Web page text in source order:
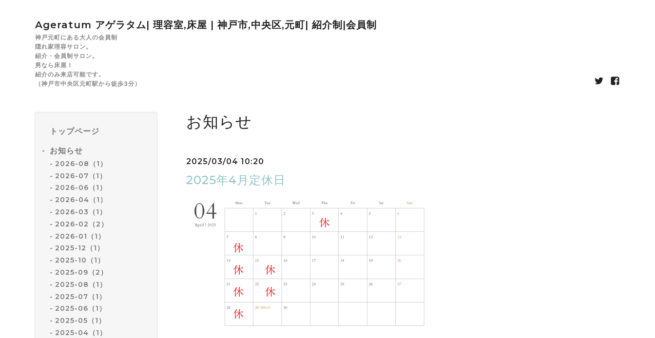
Ageratum アゲラタム| 理容室,床屋 | 神戸市,中央区,元町| 紹介制|会員制
神戸元町にある大人の会員制
隠れ家理容サロン。
紹介・会員制サロン。
男なら床屋！
紹介のみ来店可能です。
（神戸市中央区元町駅から徒歩3分）
トップページ
お知らせ
2026-08（1）
2026-07（1）
2026-06（1）
2026-04（1）
2026-03（1）
2026-02（2）
2026-01（1）
2025-12（1）
2025-10（1）
2025-09（2）
2025-08（1）
2025-07（1）
2025-06（1）
2025-05（1）
2025-04（1）
お知らせ
2025/03/04 10:20
2025年4月定休日